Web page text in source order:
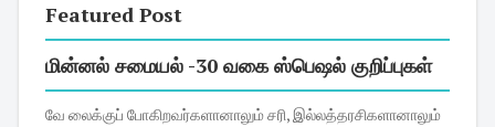
Featured Post
மின்னல் சமையல் -30 வகை ஸ்பெஷல் குறிப்புகள்
வே லைக்குப் போகிறவர்களானாலும் சரி, இல்லத்தரசிகளானாலும்